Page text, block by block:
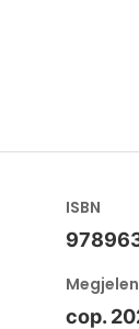
ISBN
cop.